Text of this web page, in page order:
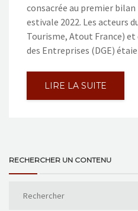
consacrée au premier
estivale 2022. Les acteurs
Tourisme, Atout France)
des Entreprises (DGE)
LIRE LA SUITE
RECHERCHER UN CONTENU